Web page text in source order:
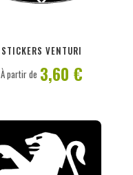
STICKERS VENTURI
À partir de 3,60 €